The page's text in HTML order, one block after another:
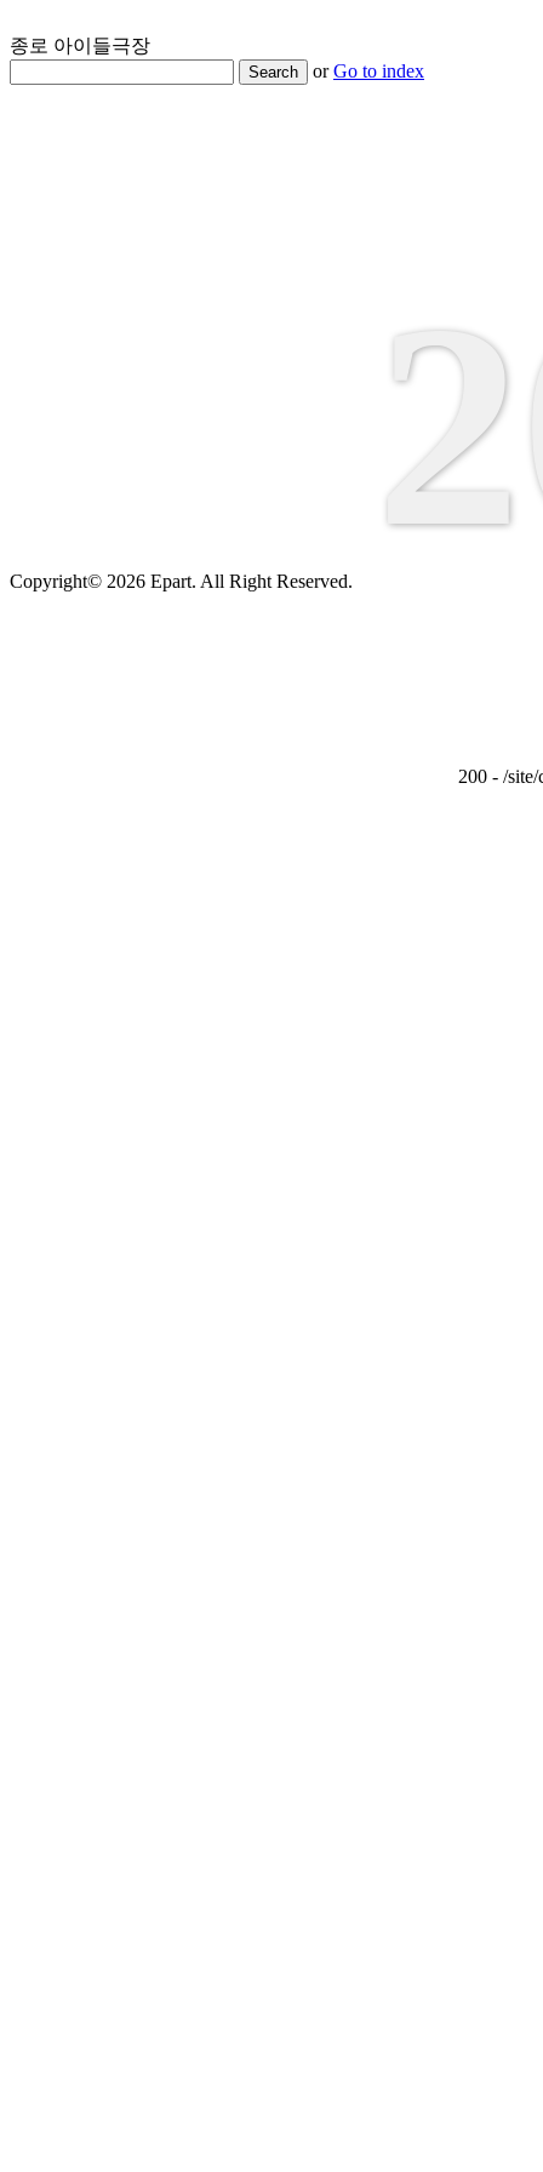
종로 아이들극장
Search orGo to index
200 - /
Copyright© 2026 Epart. All Right Reserved.